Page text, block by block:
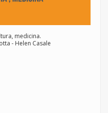
medicina.
- Helen Casale